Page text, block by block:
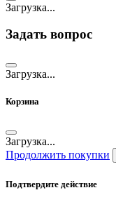
Загрузка...
Задать вопрос
Загрузка...
Корзина
Загрузка...
Продолжить покупки
Подтвердите действие